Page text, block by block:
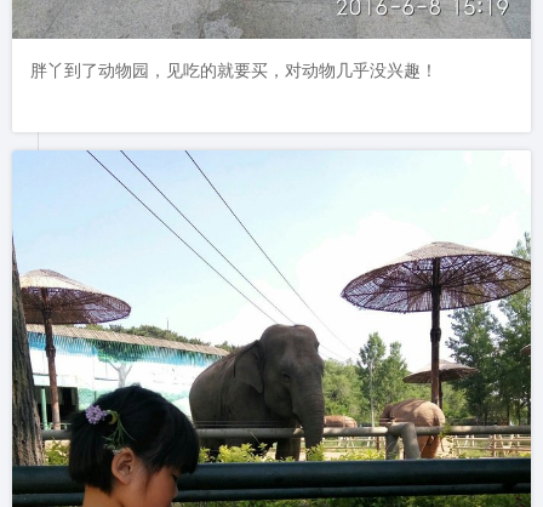
胖丫到了动物园，见吃的就要买，对动物几乎没兴趣！